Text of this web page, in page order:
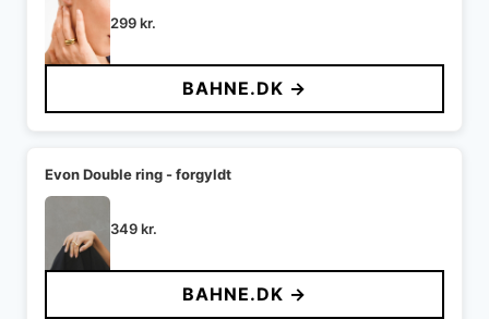
299kr.
BAHNE.DK →
Evon Double ring - forgyldt
349kr.
BAHNE.DK →